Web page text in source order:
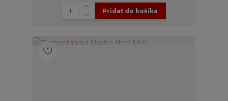
Pridať do košíka